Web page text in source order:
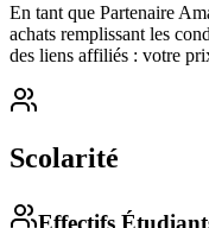
En tant que Partenaire
achats remplissant les
des liens affiliés : votre
Scolarité
Effectifs